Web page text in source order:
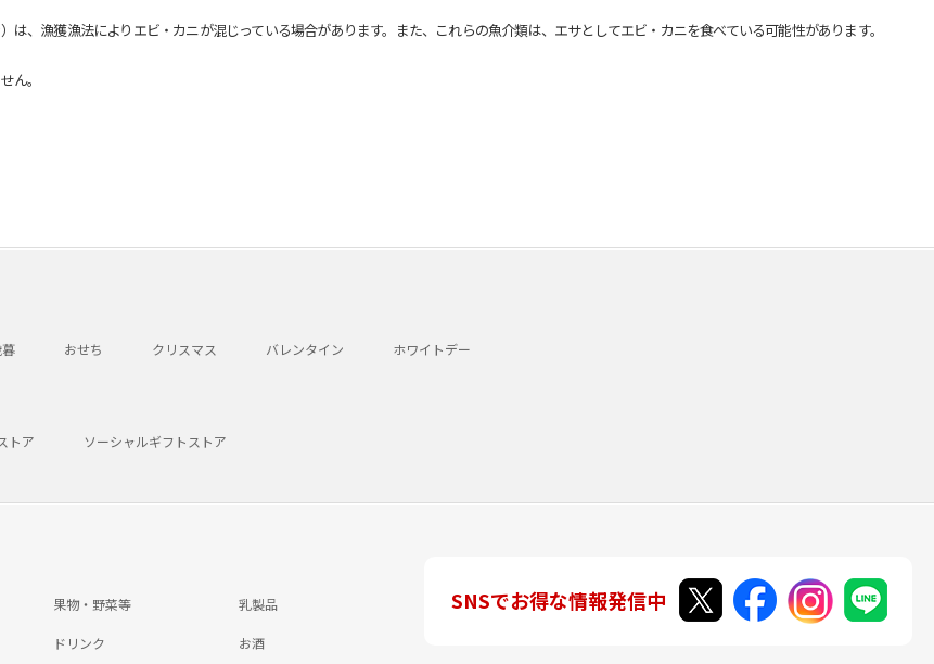
、漁獲漁法によりエビ・カニが混じっている場合があります。また、これらの魚介類は、エサとしてエビ・カニを食べている可能性があります。
ん。
おせち クリスマス バレンタイン ホワイトデー
トア ソーシャルギフトストア
果物・野菜等 乳製品
ドリンク お酒
SNSでお得な情報発信中